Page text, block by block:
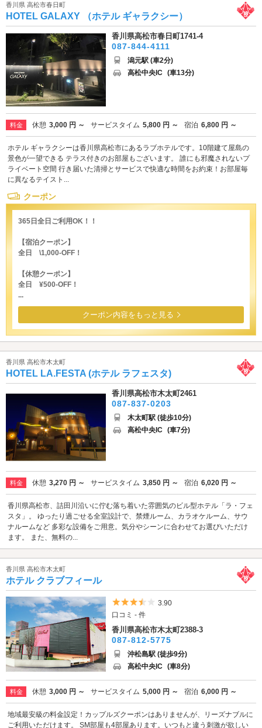
香川県 高松市春日町
HOTEL GALAXY （ホテル ギャラクシー）
香川県高松市春日町1741-4
087-844-4111
潟元駅 (車2分)
高松中央IC (車13分)
料金 休憩 3,000 円 ～ サービスタイム 5,800 円 ～ 宿泊 6,800 円 ～
ホテル ギャラクシーは香川県高松市にあるラブホテルです。10階建て屋島の
景色が一望できる テラス付きのお部屋もございます。 誰にも邪魔されないプ
ライベート空間 行き届いた清掃とサービスで快適な時間をお約束！お部屋毎
に異なるテイスト...
クーポン
365日全日ご利用OK！！
【宿泊クーポン】
全日 \1,000-OFF！
【休憩クーポン】
全日 ¥500-OFF！
...
クーポン内容をもっと見る
香川県 高松市木太町
HOTEL LA.FESTA (ホテル ラフェスタ)
香川県高松市木太町2461
087-837-0203
木太町駅 (徒歩10分)
高松中央IC (車7分)
料金 休憩 3,270 円 ～ サービスタイム 3,850 円 ～ 宿泊 6,020 円 ～
香川県高松市、詰田川沿いに佇む落ち着いた雰囲気のビル型ホテル「ラ・フェ
スタ」。 ゆったり過ごせる全室設計で、禁煙ルーム、カラオケルーム、サウ
ナルームなど 多彩な設備をご用意。気分やシーンに合わせてお選びいただけ
ます。 また、無料の...
香川県 高松市木太町
ホテル クラブフィール
5つ星のうち3.5
3.90
口コミ - 件
香川県高松市木太町2388-3
087-812-5775
沖松島駅 (徒歩9分)
高松中央IC (車8分)
料金 休憩 3,000 円 ～ サービスタイム 5,000 円 ～ 宿泊 6,000 円 ～
地域最安級の料金設定！カップルズクーポンはありませんが、リーズナブルに
ご利用いただけます。 SM部屋も4部屋あります。いつもと違う刺激が欲しい